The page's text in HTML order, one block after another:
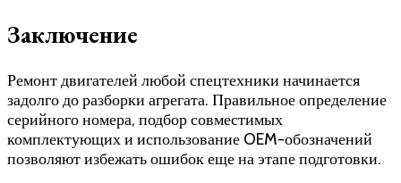
Заключение
Ремонт двигателей любой спецтехники начинается
задолго до разборки агрегата. Правильное определение
серийного номера, подбор совместимых
комплектующих и использование OEM-обозначений
позволяют избежать ошибок еще на этапе подготовки.